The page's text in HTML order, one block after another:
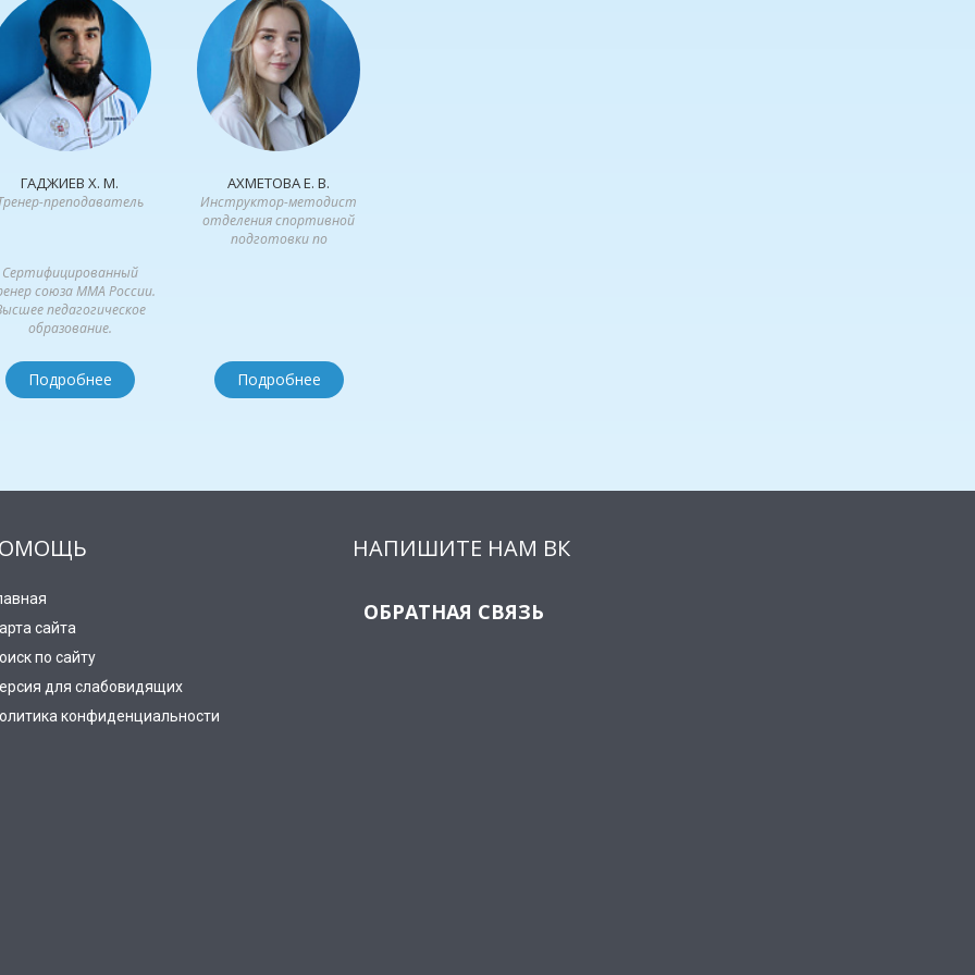
ГАДЖИЕВ Х. М.
преподаватель
Сертифицированный
союза ММА России.
педагогическое
образование.
-Мастер ...
Подробнее
АХМЕТОВА Е. В.
Инструктор-методист
отделения спортивной
подготовки по
Подробнее
НАПИШИТЕ НАМ ВК
ОБРАТНАЯ СВЯЗЬ
сайта
по сайту
для слабовидящих
конфиденциальности